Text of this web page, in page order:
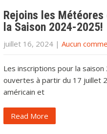
Rejoins les
la Saison 2024-2025!
juillet 16, 2024| Aucun
Les inscriptions pour la
ouvertes à partir du 17 juillet
américain et
Read More